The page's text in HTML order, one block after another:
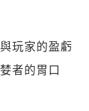
玩家的盈虧
者的胃口